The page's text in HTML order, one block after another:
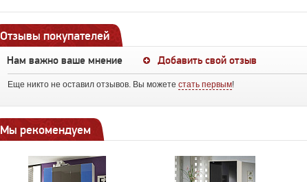
Отзывы покупателей
Нам важно ваше мнение Добавить свой отзыв
Еще никто не оставил отзывов. Вы можете стать первым!
Мы рекомендуем